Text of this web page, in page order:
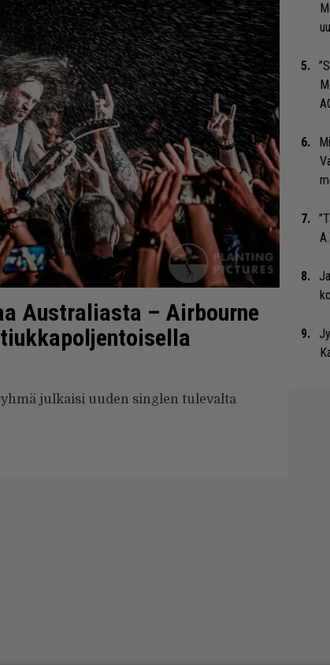
Australiasta – Airbourne
julkaisi uuden singlen tulevalta